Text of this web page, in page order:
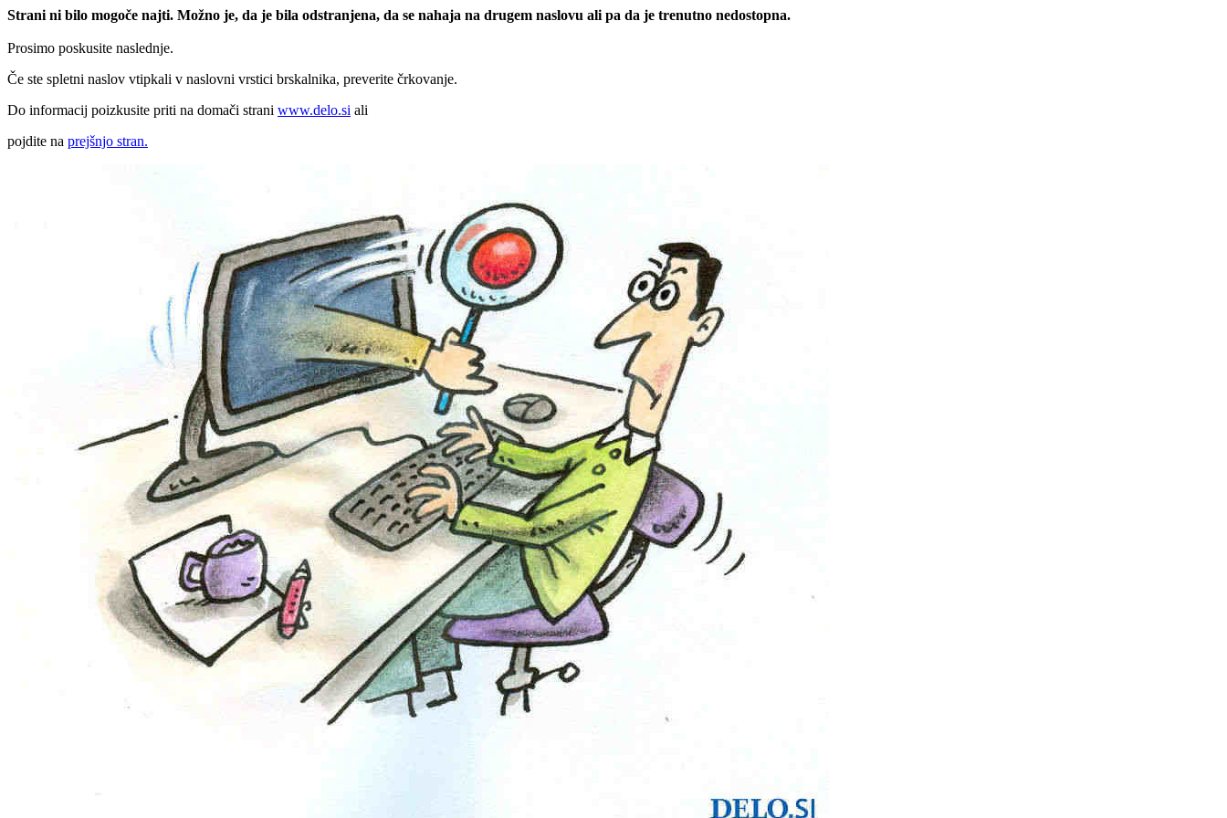
Strani ni bilo mogoče najti. Možno je, da je bila odstranjena, da se nahaja na drugem naslovu ali pa da je trenutno nedostopna.
Prosimo poskusite naslednje.
Če ste spletni naslov vtipkali v naslovni vrstici brskalnika, preverite črkovanje.
Do informacij poizkusite priti na domači strani www.delo.si ali
pojdite na prejšnjo stran.